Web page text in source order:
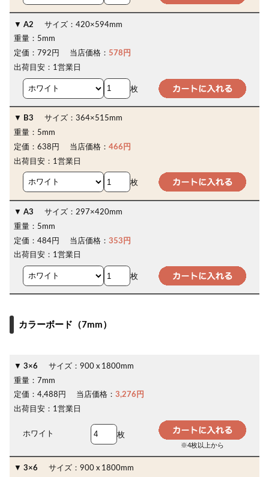
A2 サイズ： 420×594mm
重量： 5mm
定価： 792円 当店価格： 578円
出荷目安： 1営業日
枚
B3 サイズ： 364×515mm
重量： 5mm
定価： 638円 当店価格：466円
出荷目安： 1営業日
枚
A3 サイズ： 297×420mm
重量： 5mm
定価： 484円 当店価格：353円
出荷目安： 1営業日
枚
カラーボード（7mm）
3×6 サイズ： 900 x 1800mm
重量： 7mm
定価： 4,488円 当店価格：3,276円
出荷目安： 1営業日
ホワイト 枚
※4枚以上から
3×6 サイズ： 900 x 1800mm